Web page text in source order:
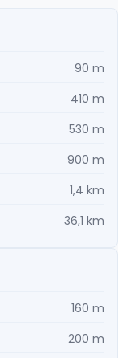
90 m
410 m
530 m
900 m
1,4 km
36,1 km
160 m
200 m